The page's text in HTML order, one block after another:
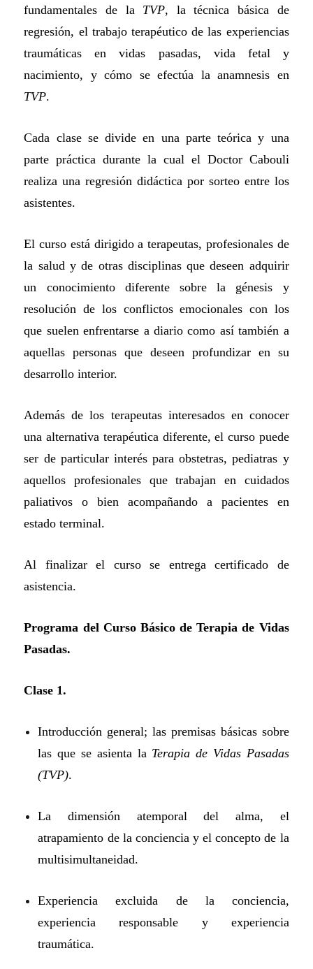
fundamentales de la TVP, la técnica básica de
regresión, el trabajo terapéutico de las experiencias
traumáticas en vidas pasadas, vida fetal y
nacimiento, y cómo se efectúa la anamnesis en
TVP.
Cada clase se divide en una parte teórica y una
parte práctica durante la cual el Doctor Cabouli
realiza una regresión didáctica por sorteo entre los
asistentes.
El curso está dirigido a terapeutas, profesionales de
la salud y de otras disciplinas que deseen adquirir
un conocimiento diferente sobre la génesis y
resolución de los conflictos emocionales con los
que suelen enfrentarse a diario como así también a
aquellas personas que deseen profundizar en su
desarrollo interior.
Además de los terapeutas interesados en conocer
una alternativa terapéutica diferente, el curso puede
ser de particular interés para obstetras, pediatras y
aquellos profesionales que trabajan en cuidados
paliativos o bien acompañando a pacientes en
estado terminal.
Al finalizar el curso se entrega certificado de
asistencia.
Programa del Curso Básico de Terapia de Vidas
Pasadas.
Clase 1.
Introducción general; las premisas básicas sobre
las que se asienta la Terapia de Vidas Pasadas
(TVP).
La dimensión atemporal del alma, el
atrapamiento de la conciencia y el concepto de la
multisimultaneidad.
Experiencia excluida de la conciencia,
experiencia responsable y experiencia
traumática.